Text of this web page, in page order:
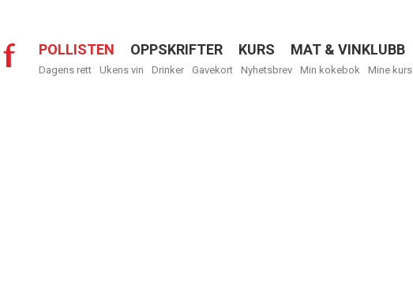
Menu
POLLISTEN OPPSKRIFTER KURS MAT & VINKLUBB
Dagens rett Ukens vin Drinker Gavekort Nyhetsbrev Min kokebok Mine kurs